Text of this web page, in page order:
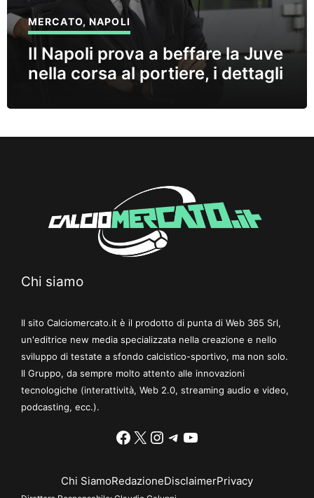
MERCATO, NAPOLI
Il Napoli prova a beffare la Juve
nella corsa al portiere, i dettagli
Chi siamo
Il sito Calciomercato.it è il prodotto di punta di Web 365 Srl,
un'editrice new media specializzata nella creazione e nello
sviluppo di testate a sfondo calcistico-sportivo, ma non solo.
Il Gruppo, da sempre molto attento alle innovazioni
tecnologiche (interattività, Web 2.0, streaming audio e video,
podcasting, ecc.).
Facebook
X Instagram
Telegram
YouTube
Chi SiamoRedazioneDisclaimerPrivacy